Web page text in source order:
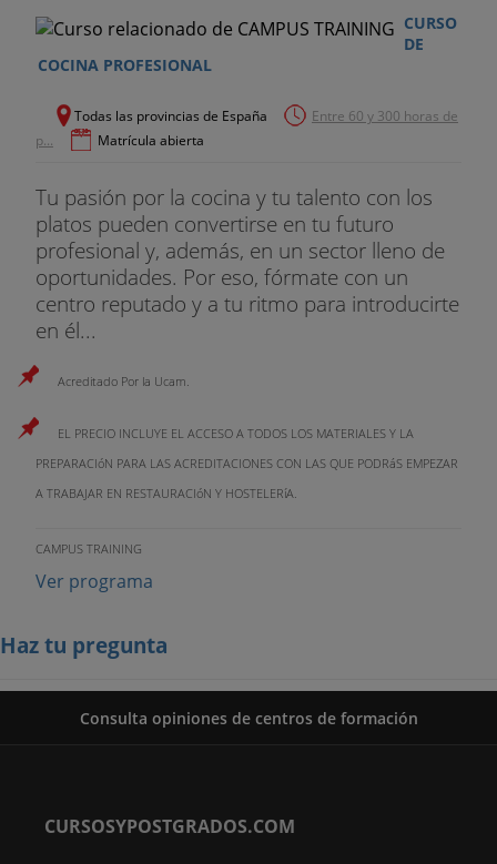
CURSO
DE
COCINA PROFESIONAL
Todas las provincias de España
Entre 60 y 300 horas de
p...
Matrícula abierta
Tu pasión por la cocina y tu talento con los
platos pueden convertirse en tu futuro
profesional y, además, en un sector lleno de
oportunidades. Por eso, fórmate con un
centro reputado y a tu ritmo para introducirte
en él...
Acreditado Por la Ucam.
EL PRECIO INCLUYE EL ACCESO A TODOS LOS MATERIALES Y LA
PREPARACIóN PARA LAS ACREDITACIONES CON LAS QUE PODRáS EMPEZAR
A TRABAJAR EN RESTAURACIóN Y HOSTELERíA.
CAMPUS TRAINING
Ver programa
Haz tu pregunta
Consulta opiniones de centros de formación
CURSOSYPOSTGRADOS.COM